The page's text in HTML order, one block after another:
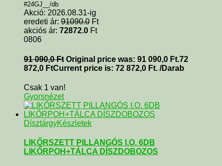
#24GJ__/db
Akció: 2026.08.31-ig
eredeti ár: 91090.0 Ft
akciós ár: 72872.0 Ft
0806
91 090,0Ft Original price was: 91 090,0 Ft.72
872,0 FtCurrent price is: 72 872,0 Ft. /Darab
Csak 1 van!
Gyorsnézet
DísztárgyKészletek
LIKŐRSZETT PILLANGÓS I.O. 6DB
LIKŐRPOH+TÁLCA DÍSZDOBOZOS